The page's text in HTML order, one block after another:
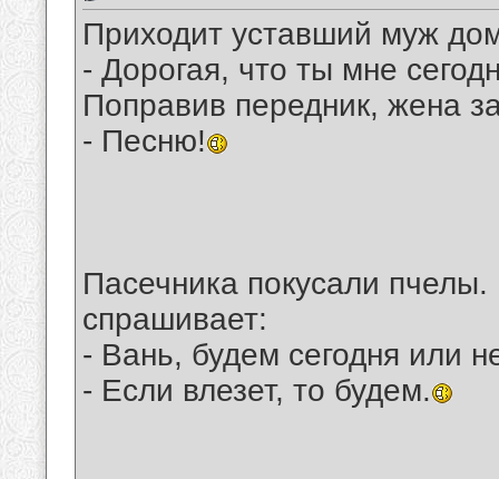
Приходит уставший муж
- Дорогая, что ты мне
Поправив передник, жена
- Песню!
Пасечника покусали
спрашивает:
- Вань, будем сегодня или
- Если влезет, то будем.